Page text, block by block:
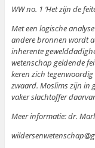
WW no. 1 ‘Het zijn de
Met een logische
andere bronnen wordt
inherente
wetenschap geldende
keren zich
zwaard. Moslims zijn in
vaker slachtoffer
Meer informatie: dr.